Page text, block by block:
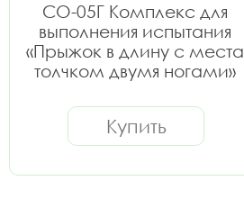
СО-05Г Комплекс для
выполнения испытания
«Прыжок в длину с места
толчком двумя ногами»
Купить